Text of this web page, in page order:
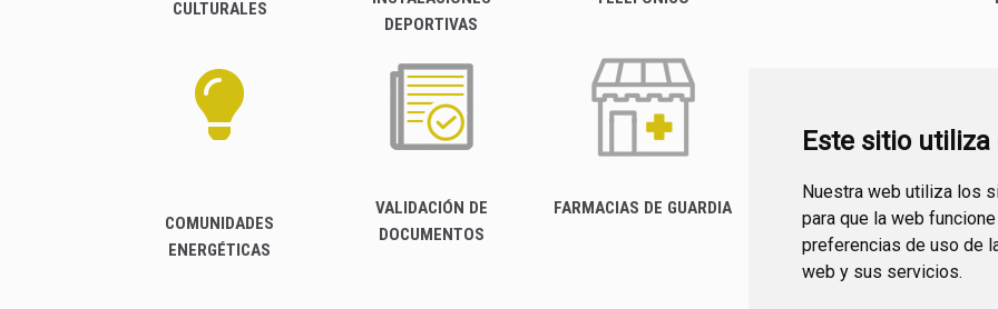
Este sitio
Nuestra web utiliza los
para que la web
preferencias de uso de
web y sus servicios.
CULTURALES
DEPORTIVAS
COMUNIDADES
ENERGÉTICAS
VALIDACIÓN DE
DOCUMENTOS
FARMACIAS DE GUARDIA
CANAL YOUTUBE